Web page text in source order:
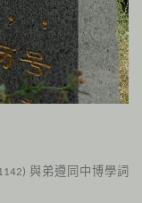
與弟遵同中博學詞